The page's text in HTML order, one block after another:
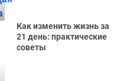
Как изменить жизнь за
21 день: практические
советы